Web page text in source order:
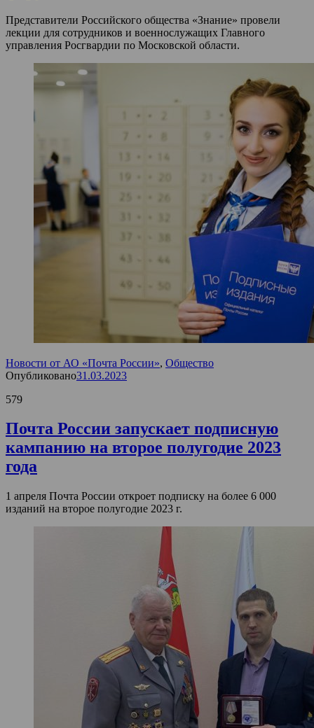
Представители Российского общества «Знание» провели
лекции для сотрудников и военнослужащих Главного
управления Росгвардии по Московской области.
Новости от АО «Почта России», Общество
Опубликовано31.03.2023
579
Почта России запускает подписную
кампанию на второе полугодие 2023
года
1 апреля Почта России откроет подписку на более 6 000
изданий на второе полугодие 2023 г.